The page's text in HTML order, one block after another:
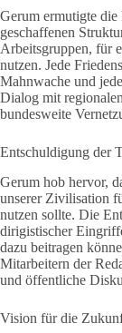
Gerum ermutigte die
geschaffenen
Arbeitsgruppen, für
nutzen. Jede
Mahnwache und
Dialog mit
bundesweite
Entschuldigung der
Gerum hob hervor,
unserer Zivilisation
nutzen sollte. Die
dirigistischer
dazu beitragen
Mitarbeitern der
und öffentliche
Vision für die